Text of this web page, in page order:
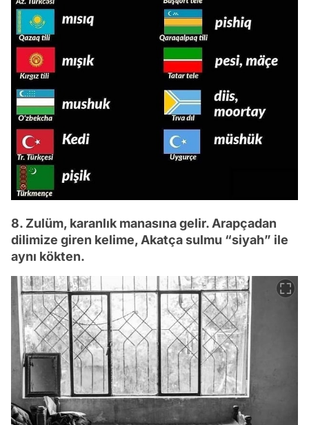
8. Zulüm, karanlık manasına gelir. Arapçadan
dilimize giren kelime, Akatça sulmu “siyah” ile
aynı kökten.